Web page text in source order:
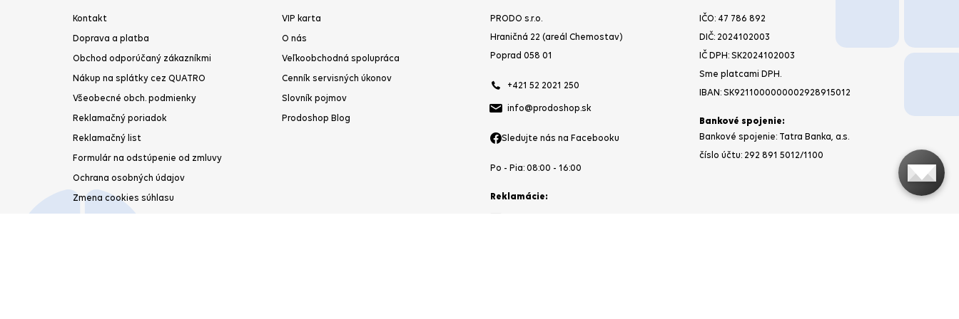
Kontakt
Doprava a platba
Obchod odporúčaný zákazníkmi
Nákup na splátky cez QUATRO
Všeobecné obch. podmienky
Reklamačný poriadok
Reklamačný list
Formulár na odstúpenie od zmluvy
Ochrana osobných údajov
Zmena cookies súhlasu
VIP karta
O nás
Veľkoobchodná spolupráca
Cenník servisných úkonov
Slovník pojmov
Prodoshop Blog
PRODO s.r.o.
Hraničná 22 (areál Chemostav)
Poprad 058 01
+421 52 2021 250
info@prodoshop.sk
Sledujte nás na Facebooku
Po - Pia: 08:00 - 16:00
Reklamácie:
IČO: 47 786 892
DIČ: 2024102003
IČ DPH: SK2024102003
Sme platcami DPH.
IBAN: SK9211000000002928915012
Bankové spojenie:
Bankové spojenie: Tatra Banka, a.s.
číslo účtu: 292 891 5012/1100